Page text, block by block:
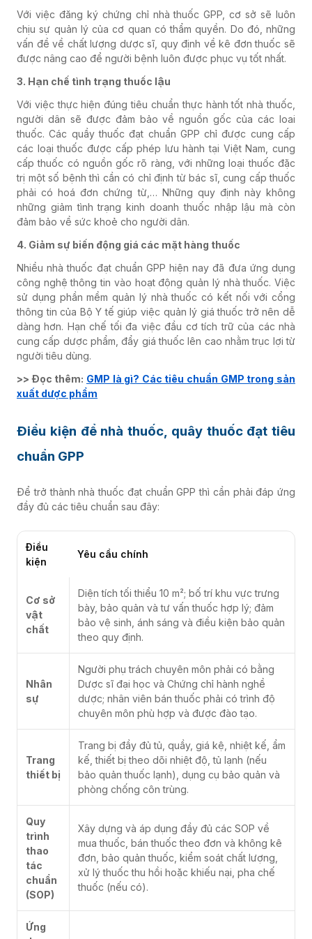
Với việc đăng ký chứng chỉ nhà thuốc GPP, cơ sở sẽ luôn
chịu sự quản lý của cơ quan có thẩm quyền. Do đó, những
vấn đề về chất lượng dược sĩ, quy định về kê đơn thuốc sẽ
được nâng cao để người bệnh luôn được phục vụ tốt nhất.
3. Hạn chế tình trạng thuốc lậu
Với việc thực hiện đúng tiêu chuẩn thực hành tốt nhà thuốc,
người dân sẽ được đảm bảo về nguồn gốc của các loai
thuốc. Các quầy thuốc đạt chuẩn GPP chỉ được cung cấp
các loại thuốc được cấp phép lưu hành tại Việt Nam, cung
cấp thuốc có nguồn gốc rõ ràng, với những loại thuốc đặc
trị một số bệnh thì cần có chỉ định từ bác sĩ, cung cấp thuốc
phải có hoá đơn chứng từ,… Những quy định này không
những giảm tình trạng kinh doanh thuốc nhập lậu mà còn
đảm bảo về sức khoẻ cho người dân.
4. Giảm sự biến động giá các mặt hàng thuốc
Nhiều nhà thuốc đạt chuẩn GPP hiện nay đã đưa ứng dụng
công nghệ thông tin vào hoạt động quản lý nhà thuốc. Việc
sử dụng phần mềm quản lý nhà thuốc có kết nối với cổng
thông tin của Bộ Y tế giúp việc quản lý giá thuốc trở nên dễ
dàng hơn. Hạn chế tối đa việc đầu cơ tích trữ của các nhà
cung cấp dược phẩm, đẩy giá thuốc lên cao nhằm trục lợi từ
người tiêu dùng.
>> Đọc thêm: GMP là gì? Các tiêu chuẩn GMP trong sản
xuất dược phẩm
Điều kiện để nhà thuốc, quây thuốc đạt tiêu
chuẩn GPP
Để trở thành nhà thuốc đạt chuẩn GPP thì cần phải đáp ứng
đầy đủ các tiêu chuẩn sau đây:
Điều
kiện
Yêu cầu chính
Cơ sở
vật
chất
Diện tích tối thiểu 10 m²; bố trí khu vực trưng
bày, bảo quản và tư vấn thuốc hợp lý; đảm
bảo vệ sinh, ánh sáng và điều kiện bảo quản
theo quy định.
Nhân
sự
Người phụ trách chuyên môn phải có bằng
Dược sĩ đại học và Chứng chỉ hành nghề
dược; nhân viên bán thuốc phải có trình độ
chuyên môn phù hợp và được đào tạo.
Trang
thiết bị
Trang bị đầy đủ tủ, quầy, giá kệ, nhiệt kế, ẩm
kế, thiết bị theo dõi nhiệt độ, tủ lạnh (nếu
bảo quản thuốc lạnh), dụng cụ bảo quản và
phòng chống côn trùng.
Quy
trình
thao
tác
chuẩn
(SOP)
Xây dựng và áp dụng đầy đủ các SOP về
mua thuốc, bán thuốc theo đơn và không kê
đơn, bảo quản thuốc, kiểm soát chất lượng,
xử lý thuốc thu hồi hoặc khiếu nại, pha chế
thuốc (nếu có).
Ứng